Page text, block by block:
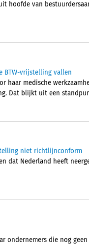
hoofde van
BTW-vrijstelling vallen
haar medische
Dat blijkt uit een
niet richtlijnconform
dat Nederland heeft
ondernemers die nog